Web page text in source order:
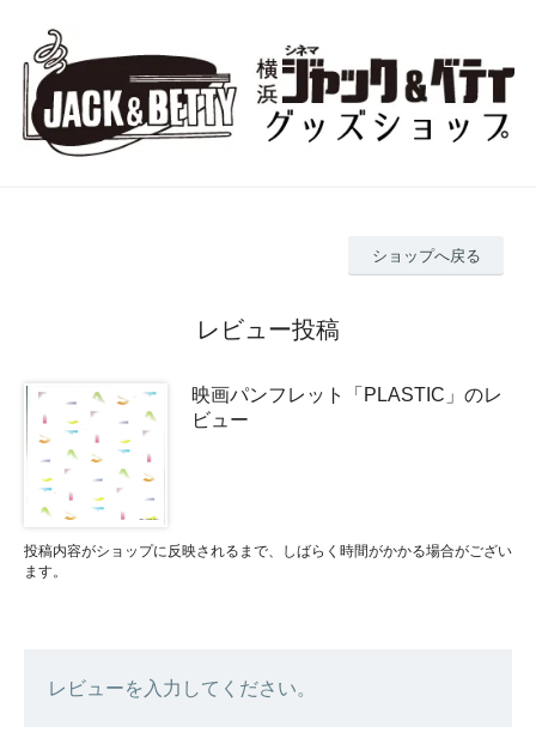
ショップへ戻る
レビュー投稿
映画パンフレット「PLASTIC」のレ
ビュー
投稿内容がショップに反映されるまで、しばらく時間がかかる場合がござい
ます。
レビューを入力してください。